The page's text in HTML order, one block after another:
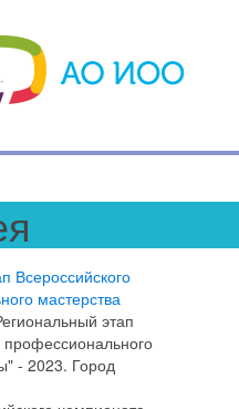
Всероссийского
мастерства
этап
профессионального
- 2023. Город